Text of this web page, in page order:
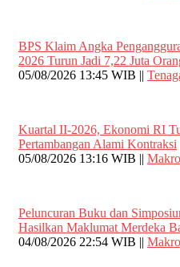
BPS Klaim Angka
2026 Turun Jadi 7,22 Juta
05/08/2026 13:45 WIB ||
Kuartal II-2026, Ekonomi RI
Pertambangan Alami Kontraksi
05/08/2026 13:16 WIB ||
Peluncuran Buku dan
Hasilkan Maklumat Merdeka
04/08/2026 22:54 WIB ||